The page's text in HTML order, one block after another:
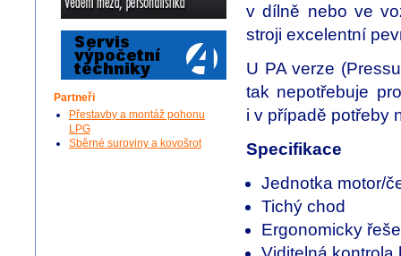
v dílně nebo ve
stroji excelentní
U PA verze
tak nepotřebuje
i v případě potřeby
Specifikace
Jednotka motor/
Tichý chod
Ergonomicky
Partneři
Přestavby a montáž pohonu
LPG
Sběrné suroviny a kovošrot